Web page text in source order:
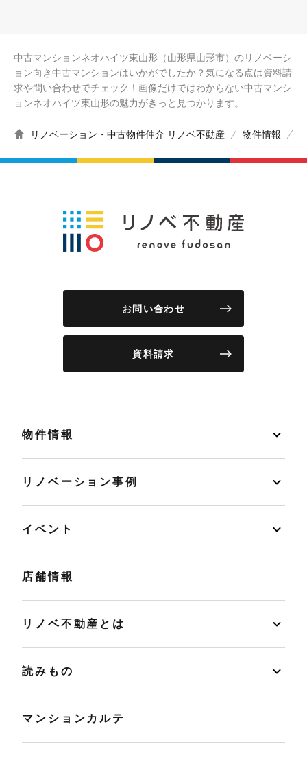
中古マンションネオハイツ東山形（山形県山形市）のリノベーシ
ョン向き中古マンションはいかがでしたか？気になる点は資料請
求や問い合わせでチェック！画像だけではわからない中古マンシ
ョンネオハイツ東山形の魅力がきっと見つかります。
リノベーション・中古物件仲介 リノベ不動産 物件情報
お問い合わせ
資料請求
物件情報
リノベーション事例
イベント
店舗情報
リノベ不動産とは
読みもの
マンションカルテ